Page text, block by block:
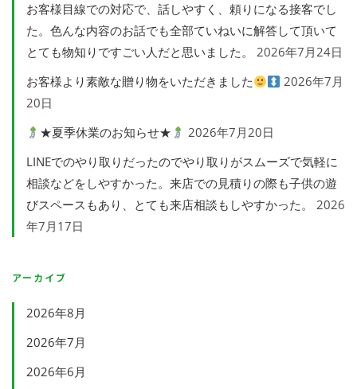
お客様目線での対応で、話しやすく、頼りになる接客でし
た。色んな内容のお話でも全部ていねいに解答して頂いて
とても物知りですごい人だと思いました。
2026年7月24日
お客様より素敵な贈り物をいただきました
2026年7月
20日
★夏季休業のお知らせ★
2026年7月20日
LINEでのやり取りだったのでやり取りがスムーズで気軽に
相談などをしやすかった。来店での見積りの際も子供の遊
びスペースもあり、とても来店相談もしやすかった。
2026
年7月17日
アーカイブ
2026年8月
2026年7月
2026年6月